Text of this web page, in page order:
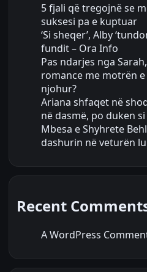
5 fjali që tregojnë se
suksesi pa e kuptuar
‘Si sheqer’, Alby
fundit – Ora Info
Pas ndarjes nga
romance me motrën
njohur?
Ariana shfaqet në
në dasmë, po duken si
Mbesa e Shyhrete
dashurin në veturën
Recent
A WordPress